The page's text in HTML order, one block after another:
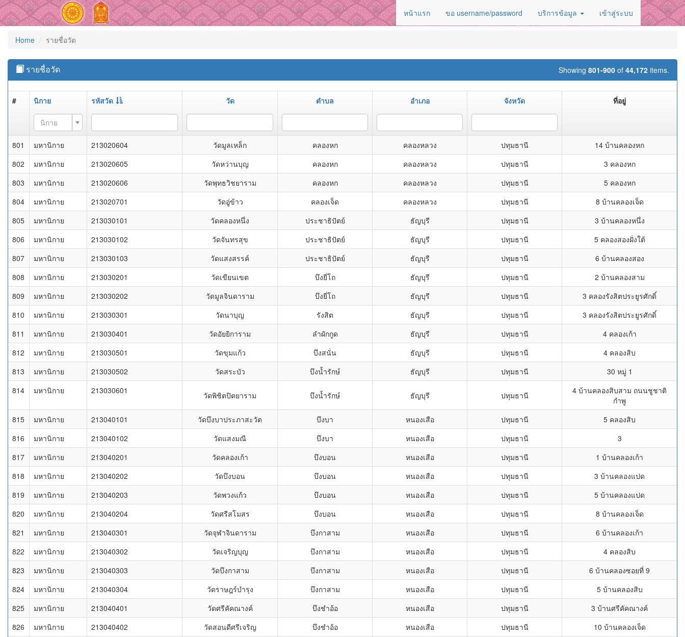
หน้าแรก ขอ username/password บริการข้อมูล เข้าสู่ระบบ
Home รายชื่อวัด
Showing 801-900 of 44,172 items.
รายชื่อวัด
# นิกาย รหัสวัด วัด ตำบล อำเภอ จังหวัด ที่อยู่
นิกาย
801 มหานิกาย 213020604 วัดมูลเหล็ก คลองหก คลองหลวง ปทุมธานี
14 บ้านคลองหก
802
มหานิกาย 213020605 วัดหว่านบุญ คลองหก คลองหลวง ปทุมธานี
3 คลองหก
803
มหานิกาย 213020606 วัดพุทธวิชยาราม คลองหก คลองหลวง ปทุมธานี
5 คลองหก
804
มหานิกาย 213020701 วัดอู่ข้าว คลองเจ็ด คลองหลวง ปทุมธานี
8 บ้านคลองเจ็ด
805
มหานิกาย 213030101 วัดคลองหนึ่ง ประชาธิปัตย์ ธัญบุรี ปทุมธานี
3 บ้านคลองหนึ่ง
806
มหานิกาย 213030102 วัดจันทรสุข ประชาธิปัตย์ ธัญบุรี ปทุมธานี
5 คลองสองฝั่งใต้
807
มหานิกาย 213030103 วัดแสงสรรค์ ประชาธิปัตย์ ธัญบุรี ปทุมธานี
6 บ้านคลองสอง
808
มหานิกาย 213030201 วัดเขียนเขต บึงยี่โถ ธัญบุรี ปทุมธานี
2 บ้านคลองสาม
809
มหานิกาย 213030202 วัดมูลจินดาราม บึงยี่โถ ธัญบุรี ปทุมธานี
3 คลองรังสิตประยูรศักดิ์
810
มหานิกาย 213030301 วัดนาบุญ รังสิต ธัญบุรี ปทุมธานี
3 คลองรังสิตประยูรศักดิ์
811
มหานิกาย 213030401 วัดอัยยิการาม ลำผักกูด ธัญบุรี ปทุมธานี
4 คลองเก้า
812
มหานิกาย 213030501 วัดขุมแก้ว บึงสนั่น ธัญบุรี ปทุมธานี
4 คลองสิบ
813
มหานิกาย 213030502 วัดสระบัว บึงน้ำรักษ์ ธัญบุรี ปทุมธานี
30 หมู่ 1
814
มหานิกาย 213030601 วัดพิชิตปิตยาราม บึงน้ำรักษ์ ธัญบุรี ปทุมธานี
4 บ้านคลองสิบสาม ถนนชูชาติ
กำพู
815
มหานิกาย 213040101 วัดบึงบาประภาสะวัต บึงบา หนองเสือ ปทุมธานี
5 คลองสิบ
816
มหานิกาย 213040102 วัดแสงมณี บึงบา หนองเสือ ปทุมธานี
3
817
มหานิกาย 213040201 วัดคลองเก้า บึงบอน หนองเสือ ปทุมธานี
1 บ้านคลองเก้า
818
มหานิกาย 213040202 วัดบึงบอน บึงบอน หนองเสือ ปทุมธานี
3 บ้านคลองแปด
819
มหานิกาย 213040203 วัดพวงแก้ว บึงบอน หนองเสือ ปทุมธานี
5 บ้านคลองแปด
820
มหานิกาย 213040204 วัดศรีสโมสร บึงบอน หนองเสือ ปทุมธานี
8 บ้านคลองเจ็ด
821
มหานิกาย 213040301 วัดจุฬาจินดาราม บึงกาสาม หนองเสือ ปทุมธานี
6 บ้านคลองเก้า
822
มหานิกาย 213040302 วัดเจริญบุญ บึงกาสาม หนองเสือ ปทุมธานี
4 คลองสิบ
823
มหานิกาย 213040303 วัดบึงกาสาม บึงกาสาม หนองเสือ ปทุมธานี
6 บ้านคลองซอยที่ 9
824
มหานิกาย 213040304 วัดราษฎร์บำรุง บึงกาสาม หนองเสือ ปทุมธานี
5 บ้านคลองสิบ
825
มหานิกาย 213040401 วัดศรีคัคณางค์ บึงชำอ้อ หนองเสือ ปทุมธานี
3 บ้านศรีคัคณางค์
826
มหานิกาย 213040402 วัดสอนดีศรีเจริญ บึงชำอ้อ หนองเสือ ปทุมธานี
10 บ้านคลองเจ็ด